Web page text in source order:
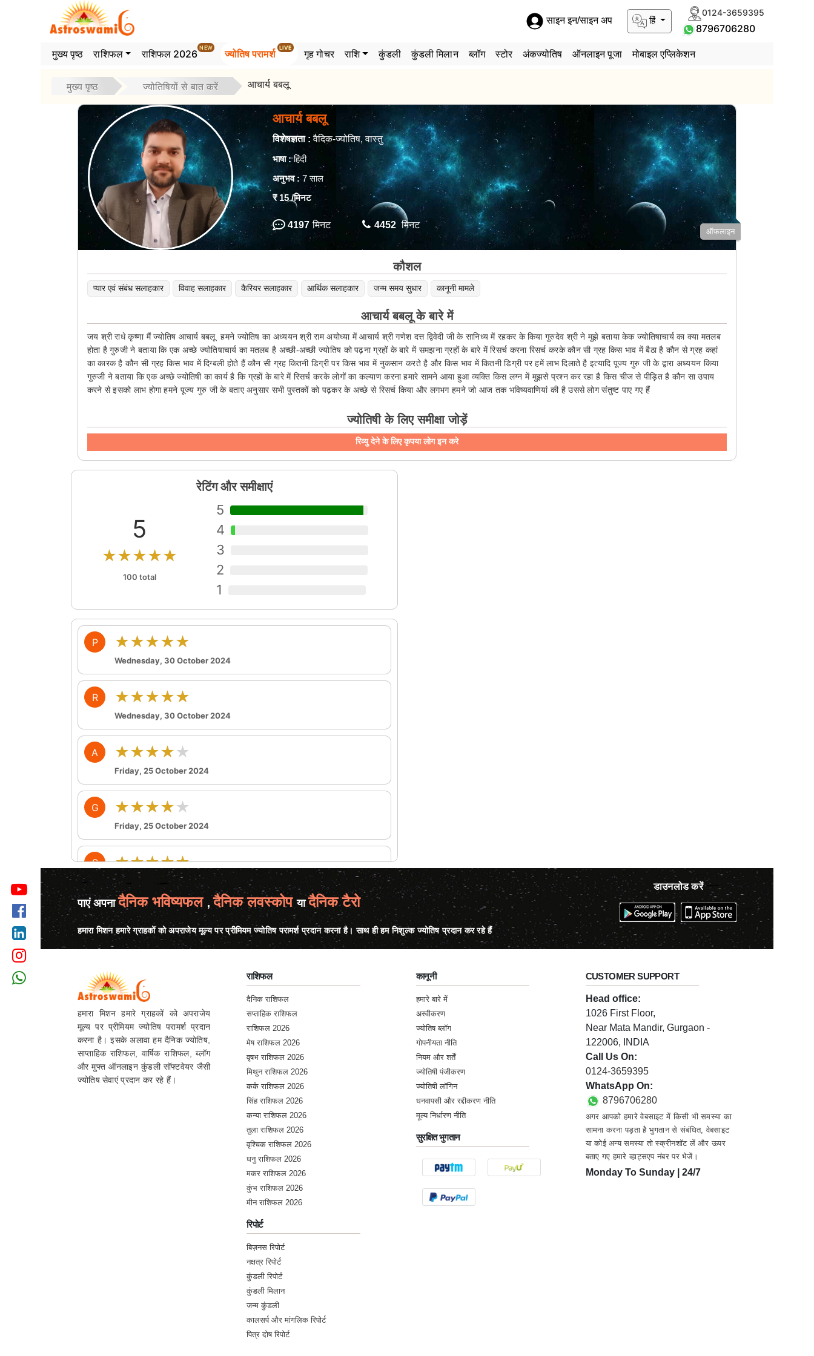
0124-3659395
8796706280
हिं
साइन इन/साइन अप
मुख्य पृष्ठ राशिफल राशिफल 2026
NEW
ज्योतिष परामर्श
LIVE
गृह गोचर राशि कुंडली कुंडली मिलान ब्लॉग स्टोर अंकज्योतिष ऑनलाइन पूजा मोबाइल एप्लिकेशन
मुख्य पृष्ठ ज्योतिषियों से बात करें आचार्य बबलू
आचार्य बबलू
विशेषज्ञता : वैदिक-ज्योतिष, वास्तु
भाषा :हिंदी
अनुभव :7 साल
₹ 15/मिनट
4197 मिनट 4452 मिनट
ऑफ़लाइन
कौशल
प्यार एवं संबंध सलाहकार विवाह सलाहकार कैरियर सलाहकार आर्थिक सलाहकार जन्म समय सुधार कानूनी मामले
आचार्य बबलू के बारे में
जय श्री राधे कृष्णा मैं ज्योतिष आचार्य बबलू हमने ज्योतिष का अध्ययन श्री राम अयोध्या में आचार्य श्री गणेश दत्त द्विवेदी जी के सानिध्य में रहकर के किया गुरुदेव श्री ने मुझे बताया केक ज्योतिषाचार्य का क्या मतलब
होता है गुरुजी ने बताया कि एक अच्छे ज्योतिषाचार्य का मतलब है अच्छी-अच्छी ज्योतिष को पढ़ना ग्रहों के बारे में समझना ग्रहों के बारे में रिसर्च करना रिसर्च करके कौन सी ग्रह किस भाव में बैठा है कौन से ग्रह कहां
का कारक है कौन सी ग्रह किस भाव में दिग्बली होते हैं कौन सी ग्रह कितनी डिग्री पर किस भाव में नुकसान करते है और किस भाव में कितनी डिग्री पर हमें लाभ दिलाते है इत्यादि पूज्य गुरु जी के द्वारा अध्ययन किया
गुरुजी ने बताया कि एक अच्छे ज्योतिषी का कार्य है कि ग्रहों के बारे में रिसर्च करके लोगों का कल्याण करना हमारे सामने आया हुआ व्यक्ति किस लग्न में मुझसे प्रश्न कर रहा है किस चीज से पीड़ित है कौन सा उपाय
करने से इसको लाभ होगा हमने पूज्य गुरु जी के बताए अनुसार सभी पुस्तकों को पढ़कर के अच्छे से रिसर्च किया और लगभग हमने जो आज तक भविष्यवाणियां की है उससे लोग संतुष्ट पाए गए हैं
ज्योतिषी के लिए समीक्षा जोड़ें
रिव्यु देने के लिए कृपया लोग इन करे
रेटिंग और समीक्षाएं
5
★★★★★
100 total
5
4
3
2
1
P ★★★★★
Wednesday, 30 October 2024
R ★★★★★
Wednesday, 30 October 2024
A ★★★★★
Friday, 25 October 2024
G ★★★★★
Friday, 25 October 2024
S ★★★★★
Monday, 21 October 2024
ok
L ★★★★★
Monday, 21 October 2024
S ★★★★★
Monday, 21 October 2024
A ★★★★★
Monday, 21 October 2024
it was great
aapne guruji guide Kiya hai bahut bahut dhanyawaad
पाएं अपनादैनिक भविष्यफल ,दैनिक लवस्कोपयादैनिक टैरो
हमारा मिशन हमारे ग्राहकों को अपराजेय मूल्य पर प्रीमियम ज्योतिष परामर्श प्रदान करना है। साथ ही हम निशुल्क ज्योतिष प्रदान कर रहे हैं
डाउनलोड करें
हमारा मिशन हमारे ग्राहकों को अपराजेय
मूल्य पर प्रीमियम ज्योतिष परामर्श प्रदान
करना है। इसके अलावा हम दैनिक ज्योतिष,
साप्ताहिक राशिफल, वार्षिक राशिफल, ब्लॉग
और मुफ्त ऑनलाइन कुंडली सॉफ्टवेयर जैसी
ज्योतिष सेवाएं प्रदान कर रहे हैं।
राशिफल
दैनिक राशिफल
सप्ताहिक राशिफल
राशिफल 2026
मेष राशिफल 2026
वृषभ राशिफल 2026
मिथुन राशिफल 2026
कर्क राशिफल 2026
सिंह राशिफल 2026
कन्या राशिफल 2026
तुला राशिफल 2026
वृश्चिक राशिफल 2026
धनु राशिफल 2026
मकर राशिफल 2026
कुंभ राशिफल 2026
मीन राशिफल 2026
रिपोर्ट
बिज़नस रिपोर्ट
नक्षत्र रिपोर्ट
कुंडली रिपोर्ट
कुंडली मिलान
जन्म कुंडली
कालसर्प और मांगलिक रिपोर्ट
पित्र दोष रिपोर्ट
कानूनी
हमारे बारे में
अस्वीकरण
ज्योतिष ब्लॉग
गोपनीयता नीति
नियम और शर्तें
ज्योतिषी पंजीकरण
ज्योतिषी लॉगिन
धनवापसी और रद्दीकरण नीति
मूल्य निर्धारण नीति
सुरक्षित भुगतान
CUSTOMER SUPPORT
Head office:
1026 First Floor,
Near Mata Mandir, Gurgaon -
122006, INDIA
Call Us On:
0124-3659395
WhatsApp On:
8796706280
अगर आपको हमारे वेबसाइट में किसी भी समस्या का
सामना करना पड़ता है भुगतान से संबंधित, वेबसाइट
या कोई अन्य समस्या तो स्क्रीनशॉट लें और ऊपर
बताए गए हमारे व्हाट्सएप नंबर पर भेजें।
Monday To Sunday | 24/7